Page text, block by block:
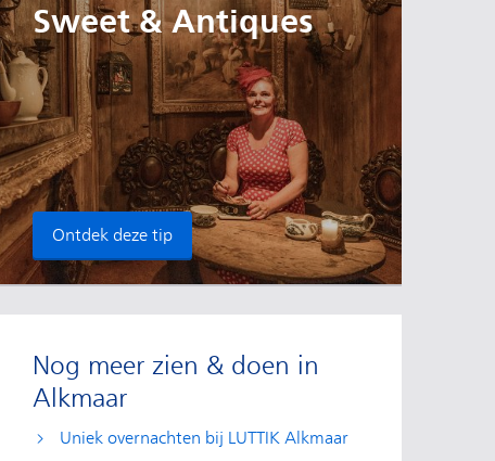
Sweet & Antiques
Ontdek deze tip
Nog meer zien & doen in
Alkmaar
Uniek overnachten bij LUTTIK Alkmaar